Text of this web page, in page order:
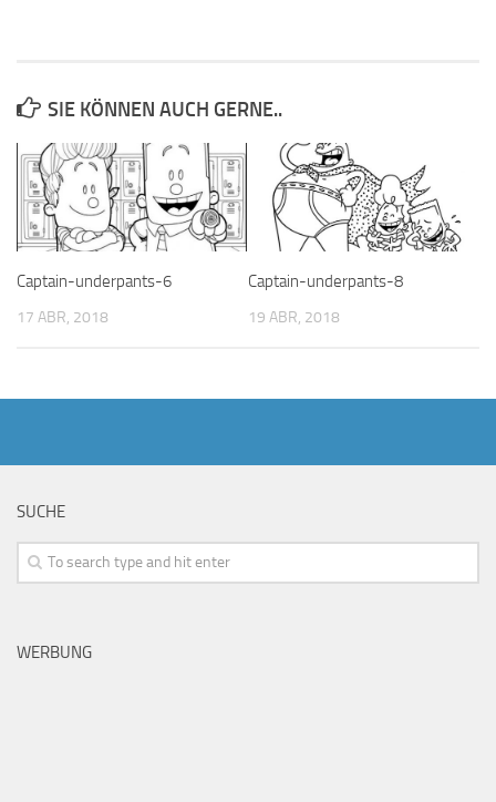
SIE KÖNNEN AUCH GERNE..
Captain-underpants-6
17 ABR, 2018
Captain-underpants-8
19 ABR, 2018
SUCHE
WERBUNG